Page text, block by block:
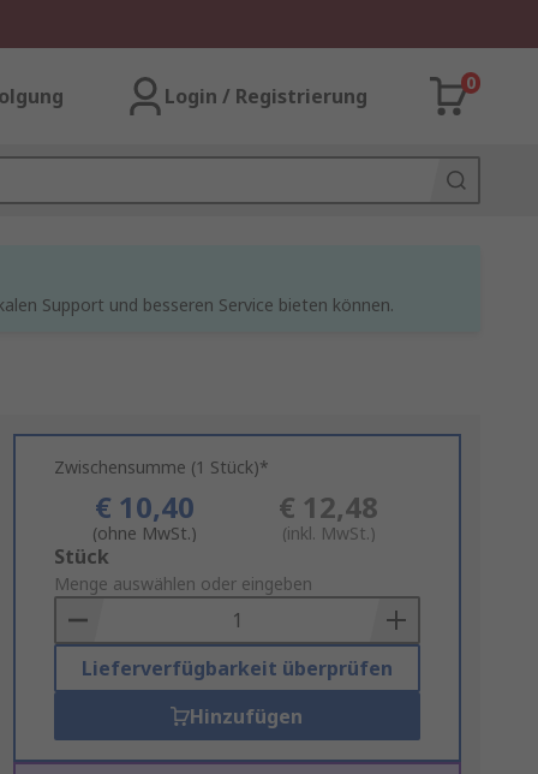
Login / Registrierung
0
Support und besseren Service bieten können.
Zwischensumme (1 Stück)*
€ 10,40
(ohne MwSt.)
€ 12,48
(inkl. MwSt.)
Add
to
Basket
Stück
Menge auswählen oder eingeben
Lieferverfügbarkeit überprüfen
Hinzufügen